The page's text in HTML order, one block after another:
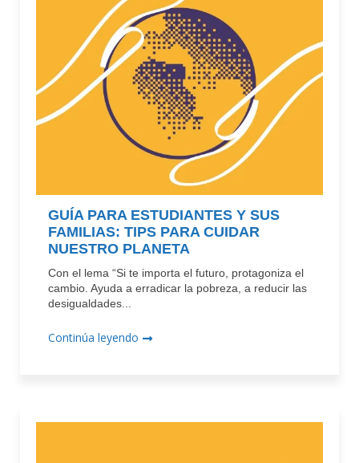
GUÍA PARA ESTUDIANTES Y SUS
FAMILIAS: TIPS PARA CUIDAR
NUESTRO PLANETA
Con el lema “Si te importa el futuro, protagoniza el
cambio. Ayuda a erradicar la pobreza, a reducir las
desigualdades...
Continúa leyendo